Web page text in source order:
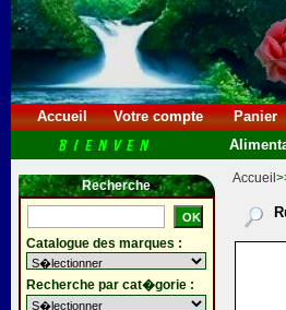
Accueil Votre compte Panier
Recherche
Catalogue des marques :
Recherche par cat�gorie :
Accueil